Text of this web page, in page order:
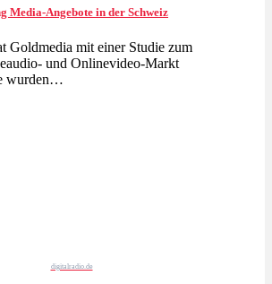
Media-Angebote in der Schweiz
Goldmedia mit einer Studie zum
und Onlinevideo-Markt
wurden…
digitalradio.de